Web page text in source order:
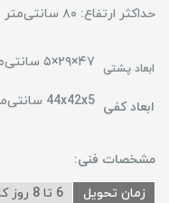
حداکثر ارتفاع: ۸۰ سانتی‌متر
ابعاد پشتی ۴۷×۲۹×۵ سانتی‌متر
ابعاد کفی 44x42x5 سانتی‌متر
مشخصات فنی:
زمان تحویل
6 تا 8 روز کاری پس از خرید